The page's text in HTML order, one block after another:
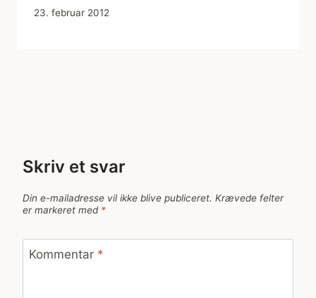
23. februar 2012
Skriv et svar
Din e-mailadresse vil ikke blive publiceret. Krævede felter
er markeret med *
Kommentar *